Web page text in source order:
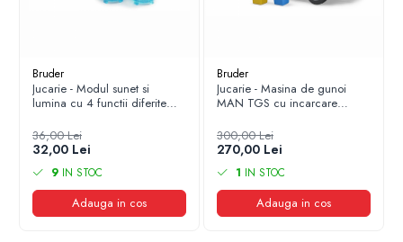
Bruder
Jucarie - Modul sunet si
lumina cu 4 functii diferite
36,00 Lei
32,00 Lei
9 IN STOC
Adauga in cos
Bruder
Jucarie - Masina de gunoi
MAN TGS cu incarcare
300,00 Lei
270,00 Lei
1 IN STOC
Adauga in cos